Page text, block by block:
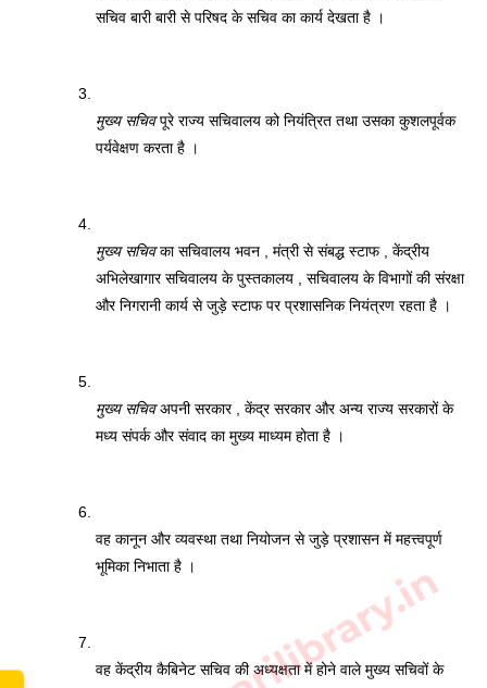
सचिव बारी बारी से परिषद के सचिव का कार्य देखता है ।
मुख्य सचिव पूरे राज्य सचिवालय को नियंत्रित तथा उसका कुशलपूर्वक
पर्यवेक्षण करता है ।
मुख्य सचिव का सचिवालय भवन , मंत्री से संबद्ध स्टाफ , केंद्रीय
अभिलेखागार सचिवालय के पुस्तकालय , सचिवालय के विभागों की संरक्षा
और निगरानी कार्य से जुड़े स्टाफ पर प्रशासनिक नियंत्रण रहता है ।
मुख्य सचिव अपनी सरकार , केंद्र सरकार और अन्य राज्य सरकारों के
मध्य संपर्क और संवाद का मुख्य माध्यम होता है ।
वह कानून और व्यवस्था तथा नियोजन से जुड़े प्रशासन में महत्त्वपूर्ण
भूमिका निभाता है ।
वह केंद्रीय कैबिनेट सचिव की अध्यक्षता में होने वाले मुख्य सचिवों के